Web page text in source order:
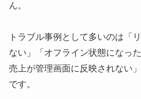
ん。
トラブル事例として多いのは「
ない」「オフライン状態になっ
売上が管理画面に反映されない
です。